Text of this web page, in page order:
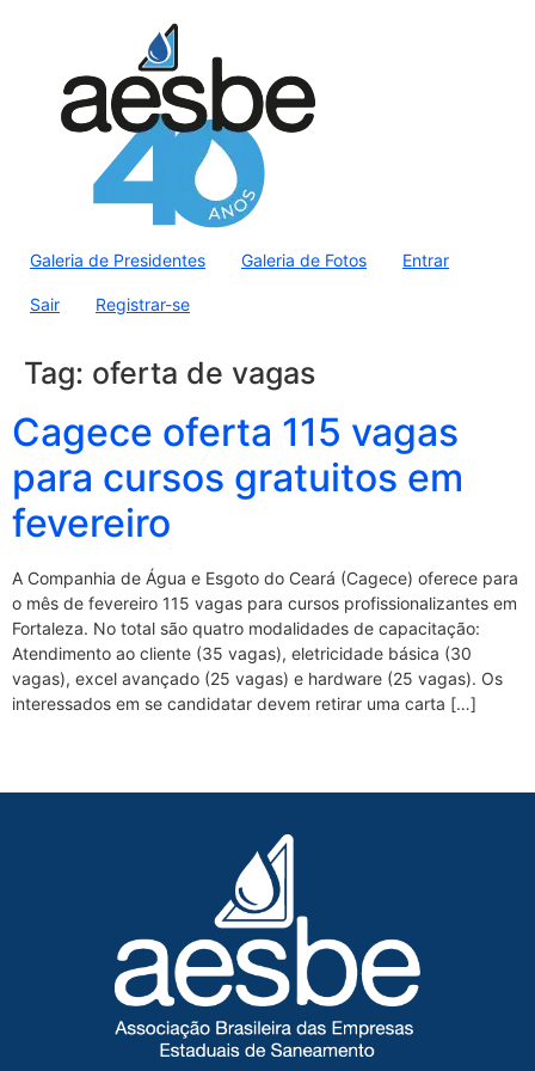
Galeria de Presidentes Galeria de Fotos Entrar
Sair Registrar-se
Tag: oferta de vagas
Cagece oferta 115 vagas
para cursos gratuitos em
fevereiro
A Companhia de Água e Esgoto do Ceará (Cagece) oferece para
o mês de fevereiro 115 vagas para cursos profissionalizantes em
Fortaleza. No total são quatro modalidades de capacitação:
Atendimento ao cliente (35 vagas), eletricidade básica (30
vagas), excel avançado (25 vagas) e hardware (25 vagas). Os
interessados em se candidatar devem retirar uma carta […]